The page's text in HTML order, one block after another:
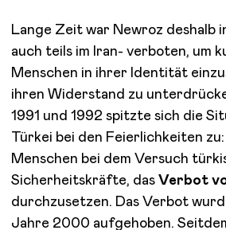
Lange Zeit war Newroz deshalb
auch teils im Iran- verboten, um
Menschen in ihrer Identität
ihren Widerstand zu
1991 und 1992 spitzte sich die
Türkei bei den Feierlichkeiten
Menschen bei dem Versuch
Sicherheitskräfte, das Verbot
durchzusetzen. Das Verbot
Jahre 2000 aufgehoben.